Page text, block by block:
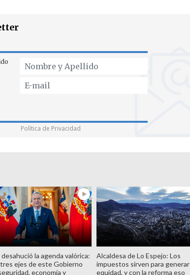
Política de Privacidad
la agenda valórica:
ejes de este Gobierno
economía y
Alcaldesa de Lo Espejo: Los
impuestos sirven para generar
equidad, y con la reforma eso